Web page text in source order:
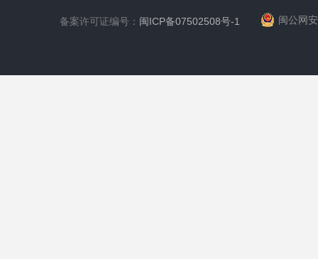
备案许可证编号： 闽ICP备07502508号-1 闽公网